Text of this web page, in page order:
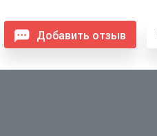
Добавить отзыв